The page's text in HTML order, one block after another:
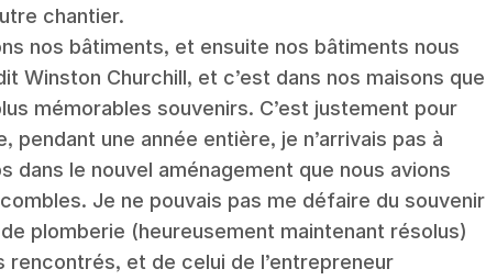
chantier.
nos bâtiments, et ensuite nos bâtiments nous
Winston Churchill, et c’est dans nos maisons que
mémorables souvenirs. C’est justement pour
pendant une année entière, je n’arrivais pas à
dans le nouvel aménagement que nous avions
Je ne pouvais pas me défaire du souvenir
plomberie (heureusement maintenant résolus)
rencontrés, et de celui de l’entrepreneur